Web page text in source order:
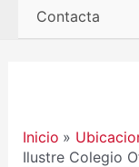
Contacta
Inicio
Ilustre Colegio